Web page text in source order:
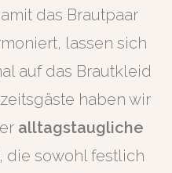
das Brautpaar
lassen sich
auf das Brautkleid
haben wir
alltagstaugliche
die sowohl festlich